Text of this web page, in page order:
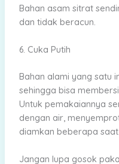
Bahan asam sitrat
dan tidak beracun.
6. Cuka Putih
Bahan alami yang satu
sehingga bisa
Untuk pemakaiannya
dengan air,
diamkan beberapa saat.
Jangan lupa gosok